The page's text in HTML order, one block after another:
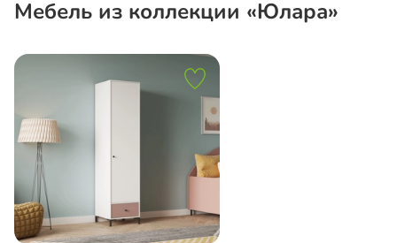
Мебель из коллекции «Юлара»